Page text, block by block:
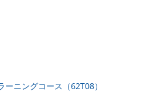
ニングコース（62T08）